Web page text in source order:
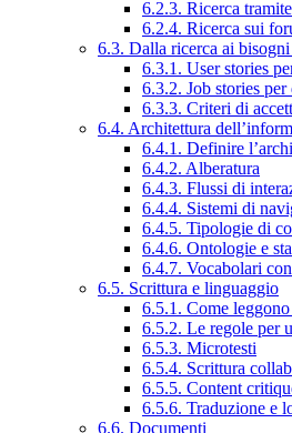
6.2.3. Ricerca
6.2.4. Ricerca sui
6.3. Dalla ricerca ai
6.3.1. User stories
6.3.2. Job stories
6.3.3. Criteri di
6.4. Architettura
6.4.1. Definire
6.4.2. Alberatura
6.4.3. Flussi di
6.4.4. Sistemi di
6.4.5. Tipologie di
6.4.6. Ontologie e
6.4.7. Vocabolari
6.5. Scrittura e linguaggio
6.5.1. Come
6.5.2. Le regole per
6.5.3. Microtesti
6.5.4. Scrittura
6.5.5. Content
6.5.6. Traduzione e
6.6. Documenti